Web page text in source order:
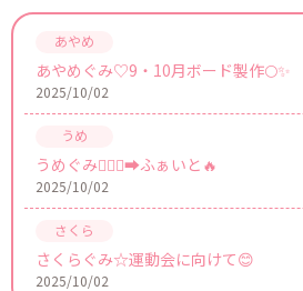
あやめぐみ♡9・10月ボード製作🌕✨
2025/10/02
うめぐみ🏃🏼‍♀️‍➡️ふぁいと🔥
2025/10/02
さくらぐみ☆運動会に向けて😊
2025/10/02